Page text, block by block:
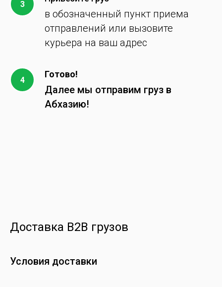
в обозначенный пункт приема
отправлений или вызовите
курьера на ваш адрес
Готово!
Далее мы отправим груз в
Абхазию!
Доставка B2B грузов
Условия доставки